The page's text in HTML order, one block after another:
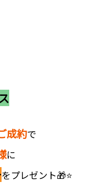
成約で
に
をプレゼント🎁⭐